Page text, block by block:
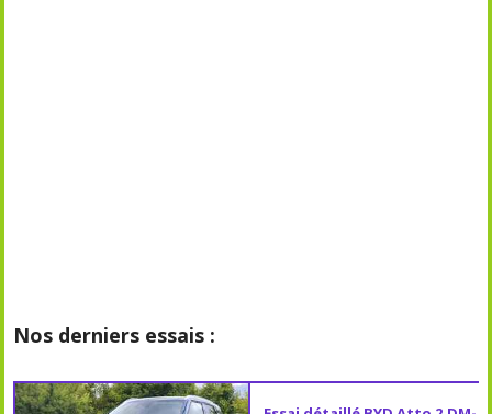
Nos derniers essais :